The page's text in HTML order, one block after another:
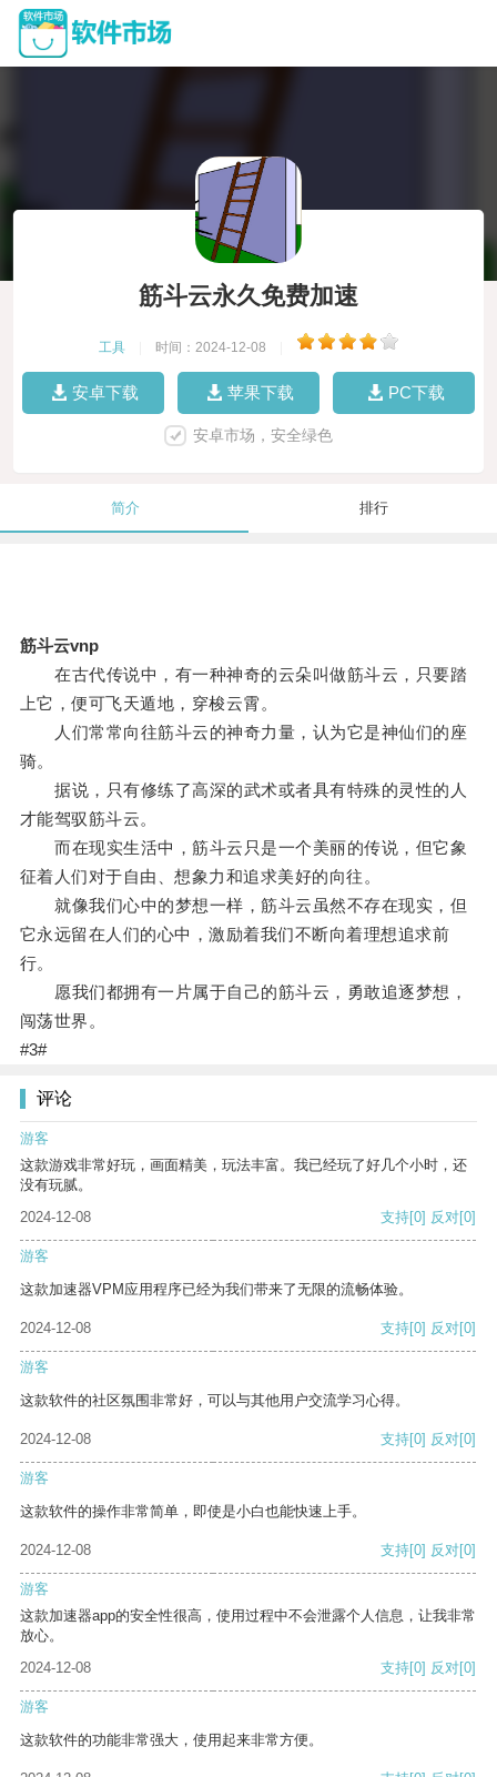
筋斗云永久免费加速
工具 时间：2024-12-08
安卓下载 苹果下载 PC下载
安卓市场，安全绿色
简介 排行
筋斗云vnp
在古代传说中，有一种神奇的云朵叫做筋斗云，只要踏
上它，便可飞天遁地，穿梭云霄。
人们常常向往筋斗云的神奇力量，认为它是神仙们的座
骑。
据说，只有修练了高深的武术或者具有特殊的灵性的人
才能驾驭筋斗云。
而在现实生活中，筋斗云只是一个美丽的传说，但它象
征着人们对于自由、想象力和追求美好的向往。
就像我们心中的梦想一样，筋斗云虽然不存在现实，但
它永远留在人们的心中，激励着我们不断向着理想追求前
行。
愿我们都拥有一片属于自己的筋斗云，勇敢追逐梦想，
闯荡世界。
#3#
评论
游客
这款游戏非常好玩，画面精美，玩法丰富。我已经玩了好几个小时，还
没有玩腻。
2024-12-08
支持[0] 反对[0]
游客
这款加速器VPM应用程序已经为我们带来了无限的流畅体验。
2024-12-08 支持[0] 反对[0]
游客
这款软件的社区氛围非常好，可以与其他用户交流学习心得。
2024-12-08 支持[0] 反对[0]
游客
这款软件的操作非常简单，即使是小白也能快速上手。
2024-12-08 支持[0] 反对[0]
游客
这款加速器app的安全性很高，使用过程中不会泄露个人信息，让我非常
放心。
2024-12-08
支持[0] 反对[0]
游客
这款软件的功能非常强大，使用起来非常方便。